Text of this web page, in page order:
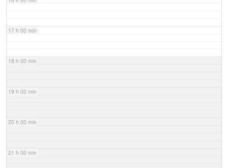
17 h 00 min
18 h 00 min
19 h 00 min
20 h 00 min
21 h 00 min